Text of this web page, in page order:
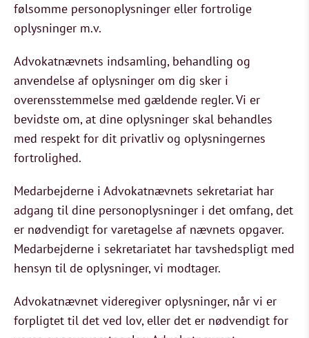
følsomme personoplysninger eller fortrolige
oplysninger m.v.
Advokatnævnets indsamling, behandling og
anvendelse af oplysninger om dig sker i
overensstemmelse med gældende regler. Vi er
bevidste om, at dine oplysninger skal behandles
med respekt for dit privatliv og oplysningernes
fortrolighed.
Medarbejderne i Advokatnævnets sekretariat har
adgang til dine personoplysninger i det omfang, det
er nødvendigt for varetagelse af nævnets opgaver.
Medarbejderne i sekretariatet har tavshedspligt med
hensyn til de oplysninger, vi modtager.
Advokatnævnet videregiver oplysninger, når vi er
forpligtet til det ved lov, eller det er nødvendigt for